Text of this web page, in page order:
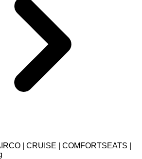
| CRUISE | COMFORTSEATS |